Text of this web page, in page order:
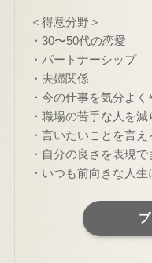
＜得意分野＞
・30〜50代の恋愛
・パートナーシップ
・夫婦関係
・今の仕事を気分よく
・職場の苦手な人を減
・言いたいことを言
・自分の良さを表現
・いつも前向きな人生